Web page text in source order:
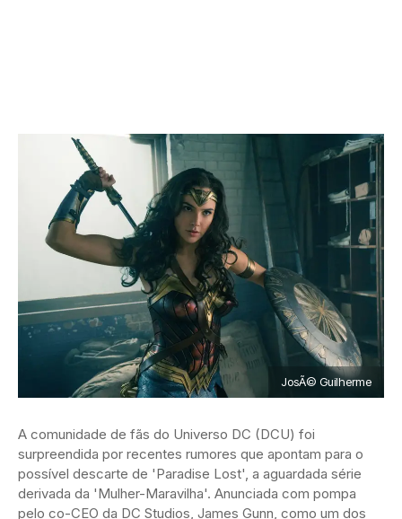
JosÃ© Guilherme
A comunidade de fãs do Universo DC (DCU) foi
surpreendida por recentes rumores que apontam para o
possível descarte de 'Paradise Lost', a aguardada série
derivada da 'Mulher-Maravilha'. Anunciada com pompa
pelo co-CEO da DC Studios, James Gunn, como um dos